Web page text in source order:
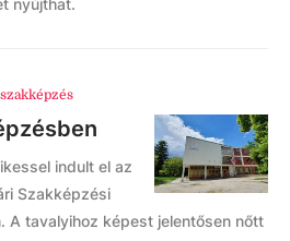
nyújthat.
szakképzés
indult el az
Szakképzési
A tavalyihoz képest jelentősen nőtt